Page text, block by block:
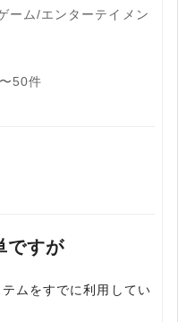
ーム/エンターテイメン
50件
ですが
ムをすでに利用してい